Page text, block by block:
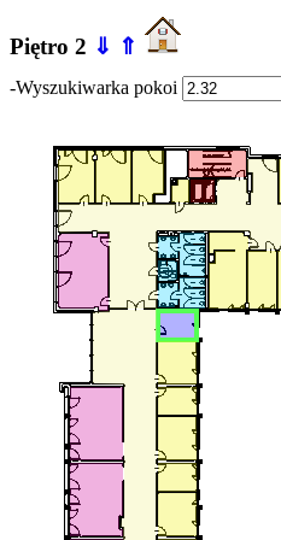
Piętro 2 ⇓ ⇑
-Wyszukiwarka pokoi